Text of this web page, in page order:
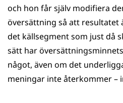
och hon får själv modifiera
översättning så att resultatet
det källsegment som just då
sätt har
något, även om det
meningar inte återkommer –